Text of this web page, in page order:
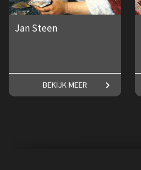
Jan Steen
BEKIJK MEER